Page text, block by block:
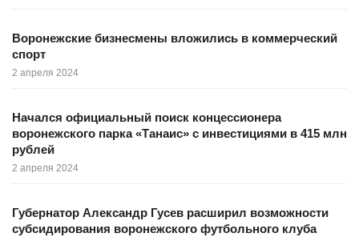
Воронежские бизнесмены вложились в коммерческий
спорт
2 апреля 2024
Начался официальный поиск концессионера
воронежского парка «Танаис» с инвестициями в 415 млн
рублей
2 апреля 2024
Губернатор Александр Гусев расширил возможности
субсидирования воронежского футбольного клуба